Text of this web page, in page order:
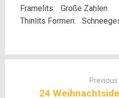
Framelits: Große Zahlen
Thinlits Formen:
24